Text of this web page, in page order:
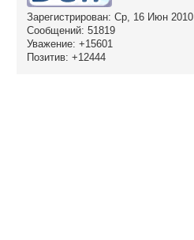
Зарегистрирован: Ср, 16 Июн 2010
Сообщений: 51819
Уважение: +15601
Позитив: +12444